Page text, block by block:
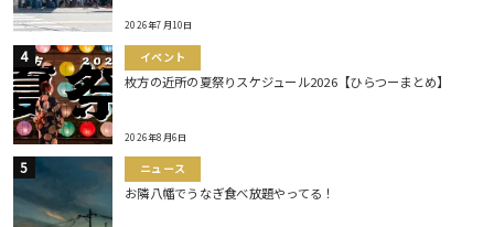
2026年7月10日
イベント
枚方の近所の夏祭りスケジュール2026【ひらつーまとめ】
2026年8月6日
ニュース
お隣八幡でうなぎ食べ放題やってる！